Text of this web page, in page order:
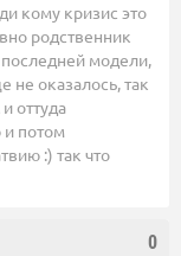
кому кризис это
родственник
модели,
не оказалось, так
оттуда
и потом
:) так что
0